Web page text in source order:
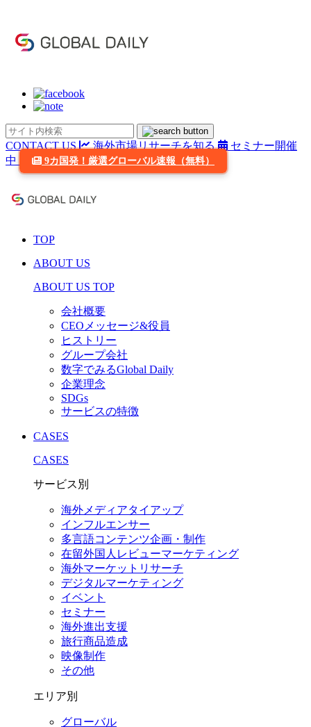
CONTACT US 海外市場リサーチを知る
セミナー開催
中
9カ国発！厳選グローバル速報（無料）
TOP
ABOUT US
ABOUT US TOP
会社概要
CEOメッセージ&役員
ヒストリー
グループ会社
数字でみるGlobal Daily
企業理念
SDGs
サービスの特徴
CASES
CASES
サービス別
海外メディアタイアップ
インフルエンサー
多言語コンテンツ企画・制作
在留外国⼈レビューマーケティング
海外マーケットリサーチ
デジタルマーケティング
イベント
セミナー
海外進出支援
旅行商品造成
映像制作
その他
エリア別
グローバル